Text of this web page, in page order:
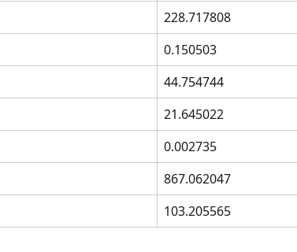
228.717808
0.150503
44.754744
21.645022
0.002735
867.062047
103.205565